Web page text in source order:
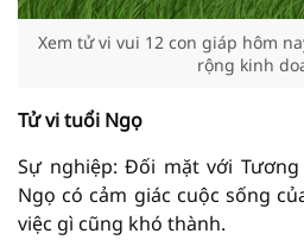
Xem tử vi vui 12 con giáp hôm
rộng kinh
Tử vi tuổi Ngọ
Sự nghiệp: Đối mặt với
Ngọ có cảm giác cuộc sống
việc gì cũng khó thành.